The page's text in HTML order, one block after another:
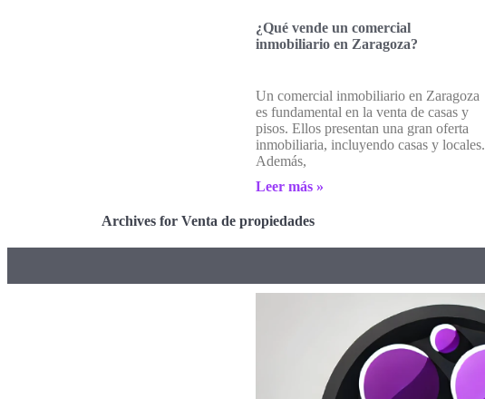
¿Qué vende un comercial
inmobiliario en Zaragoza?
Un comercial inmobiliario en Zaragoza
es fundamental en la venta de casas y
pisos. Ellos presentan una gran oferta
inmobiliaria, incluyendo casas y locales.
Además,
Leer más »
Archives for Venta de propiedades